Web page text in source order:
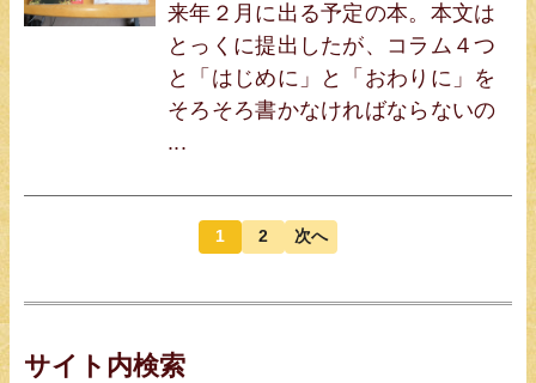
来年２月に出る予定の本。本文は
とっくに提出したが、コラム４つ
と「はじめに」と「おわりに」を
そろそろ書かなければならないの
...
1 2 次へ
サイト内検索